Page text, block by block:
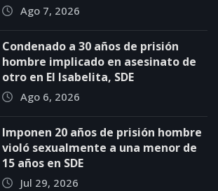
Ago 7, 2026
Condenado a 30 años de prisión
hombre implicado en asesinato de
otro en El Isabelita, SDE
Ago 6, 2026
Imponen 20 años de prisión hombre
violó sexualmente a una menor de
15 años en SDE
Jul 29, 2026